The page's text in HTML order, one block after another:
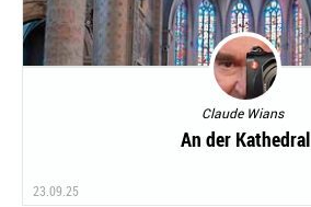
Claude Wians
An der Kathedral
23.09.25